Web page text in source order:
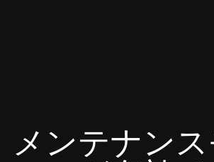
メンテナン